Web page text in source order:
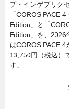
ブ・インゲブリク
「COROS PACE
Edition」と「
Edition」を、2026
はCOROS PACE
13,750円（税込）
す。